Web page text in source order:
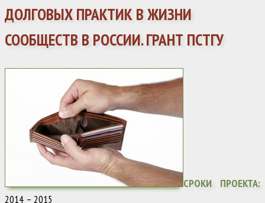
ДОЛГОВЫХ ПРАКТИК В ЖИЗНИ
СООБЩЕСТВ В РОССИИ. ГРАНТ ПСТГУ
СРОКИ ПРОЕКТА:
2014 – 2015